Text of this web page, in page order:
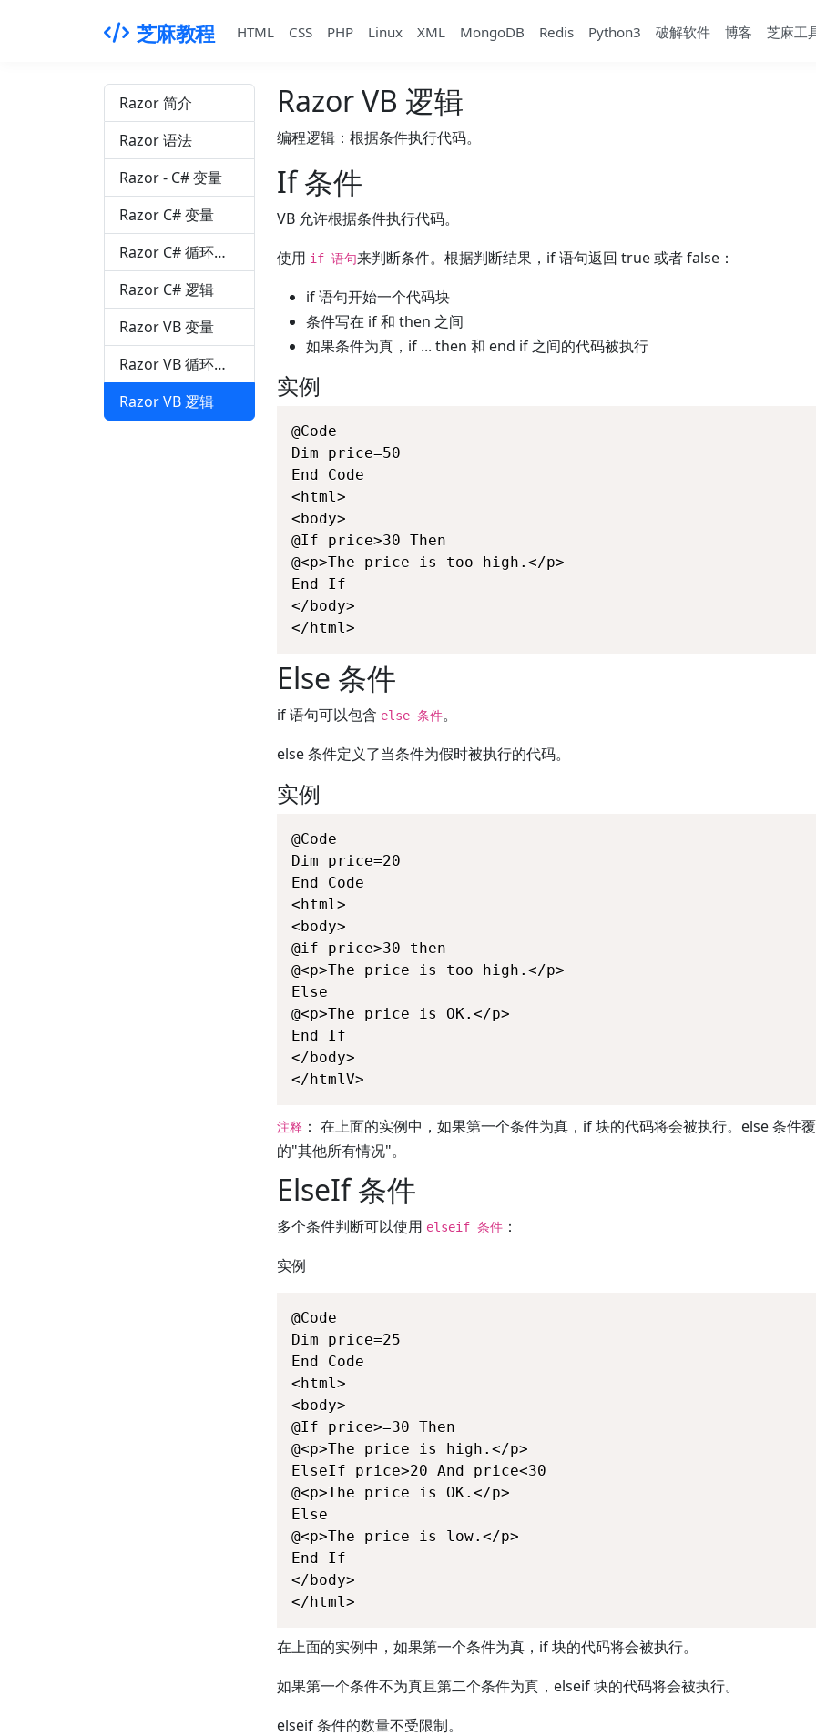
芝麻教程 HTML CSS PHP Linux XML MongoDB Redis Python3 破解软件 博客 芝麻工
Razor 简介
Razor 语法
Razor - C# 变量
Razor C# 变量
Razor C# 循环和数组
Razor C# 逻辑
Razor VB 变量
Razor VB 循环和数组
Razor VB 逻辑
Razor VB 逻辑
编程逻辑：根据条件执行代码。
If 条件
VB 允许根据条件执行代码。
使用 if 语句来判断条件。根据判断结果，if 语句返回 true 或者 false：
if 语句开始一个代码块
条件写在 if 和 then 之间
如果条件为真，if ... then 和 end if 之间的代码被执行
实例
@Code
Dim price=50
End Code
<html>
<body>
@If price>30 Then
@<p>The price is too high.</p>
End If
</body>
</html>
Else 条件
if 语句可以包含 else 条件。
else 条件定义了当条件为假时被执行的代码。
实例
@Code
Dim price=20
End Code
<html>
<body>
@if price>30 then
@<p>The price is too high.</p>
Else
@<p>The price is OK.</p>
End If
</body>
</htmlV>
注释 ： 在上面的实例中，如果第一个条件为真，if 块的代码将会被执行。else 条件
的"其他所有情况"。
ElseIf 条件
多个条件判断可以使用 elseif 条件 ：
实例
@Code
Dim price=25
End Code
<html>
<body>
@If price>=30 Then
@<p>The price is high.</p>
ElseIf price>20 And price<30
@<p>The price is OK.</p>
Else
@<p>The price is low.</p>
End If
</body>
</html>
在上面的实例中，如果第一个条件为真，if 块的代码将会被执行。
如果第一个条件不为真且第二个条件为真，elseif 块的代码将会被执行。
elseif 条件的数量不受限制。